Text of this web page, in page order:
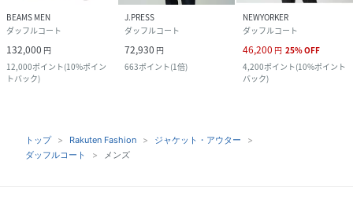
BEAMS MEN
ダッフルコート
132,000 円
12,000ポイント(10%ポイン
トバック)
J.PRESS
ダッフルコート
72,930 円
663ポイント(1倍)
NEWYORKER
ダッフルコート
46,200 円 25%OFF
4,200ポイント(10%ポイント
バック)
トップ Rakuten Fashion
ジャケット・アウター
ダッフルコート
メンズ